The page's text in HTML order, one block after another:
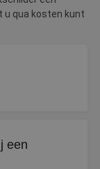
u qua kosten kunt
u op.
een